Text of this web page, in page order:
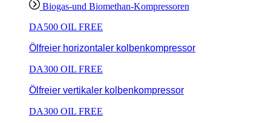
Biogas-und Biomethan-Kompressoren
DA500 OIL FREE
Ölfreier horizontaler kolbenkompressor
DA300 OIL FREE
Ölfreier vertikaler kolbenkompressor
DA300 OIL FREE